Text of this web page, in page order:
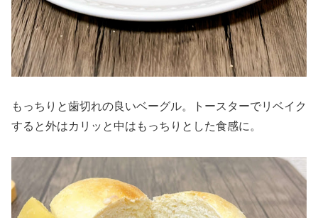
もっちりと歯切れの良いベーグル。トースターでリベイク
すると外はカリッと中はもっちりとした食感に。